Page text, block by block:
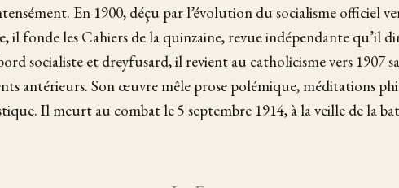
En 1900, déçu par l’évolution du socialisme officiel
il fonde les Cahiers de la quinzaine, revue indépendante qu’il
socialiste et dreyfusard, il revient au catholicisme vers 1907
antérieurs. Son œuvre mêle prose polémique, méditations
Il meurt au combat le 5 septembre 1914, à la veille de la